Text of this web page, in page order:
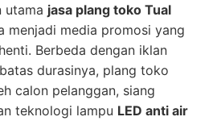
utama jasa plang toko Tual
menjadi media promosi yang
Berbeda dengan iklan
durasinya, plang toko
calon pelanggan, siang
teknologi lampu LED anti air